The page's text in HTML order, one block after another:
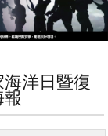
洋日暨復